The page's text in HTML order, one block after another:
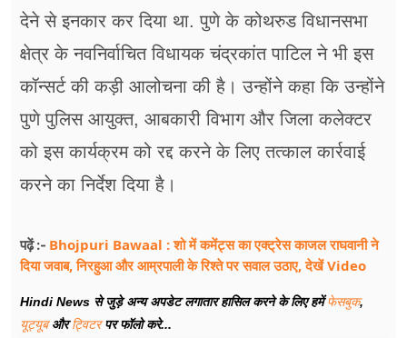
देने से इनकार कर दिया था. पुणे के कोथरुड विधानसभा
क्षेत्र के नवनिर्वाचित विधायक चंद्रकांत पाटिल ने भी इस
कॉन्सर्ट की कड़ी आलोचना की है। उन्होंने कहा कि उन्होंने
पुणे पुलिस आयुक्त, आबकारी विभाग और जिला कलेक्टर
को इस कार्यक्रम को रद्द करने के लिए तत्काल कार्रवाई
करने का निर्देश दिया है।
पढ़ें :- Bhojpuri Bawaal : शो में कमेंट्स का एक्ट्रेस काजल राघवानी ने
दिया जवाब, निरहुआ और आम्रपाली के रिश्ते पर सवाल उठाए, देखें Video
Hindi News से जुड़े अन्य अपडेट लगातार हासिल करने के लिए हमेंफेसबुक,
यूट्यूबऔरट्विटरपर फॉलो करे...